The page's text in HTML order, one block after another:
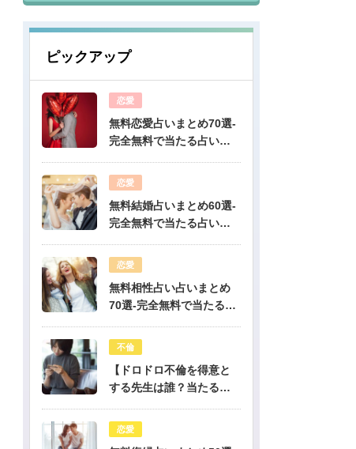
ピックアップ
恋愛
無料恋愛占いまとめ70選-
完全無料で当たる占いだ
恋愛
無料結婚占いまとめ60選-
完全無料で当たる占いだ
恋愛
無料相性占い占いまとめ
70選-完全無料で当たる占
不倫
【ドロドロ不倫を得意と
する先生は誰？当たる電
恋愛